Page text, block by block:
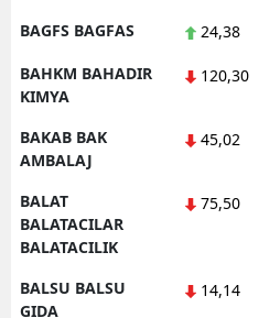
BAGFS BAGFAS 24,38
BAHKM BAHADIR
KIMYA
120,30
BAKAB BAK
AMBALAJ
45,02
BALAT
BALATACILAR
BALATACILIK
75,50
BALSU BALSU
GIDA
14,14